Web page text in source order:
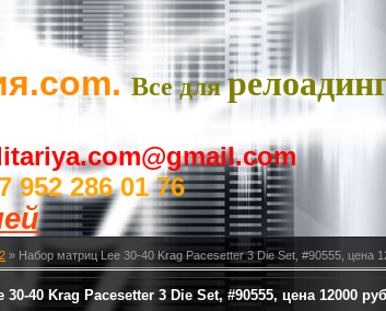
Все для
952 286 01 76
» Набор матриц Lee 30-40 Krag Pacesetter 3 Die Set, #90555, цена
40 Krag Pacesetter 3 Die Set, #90555, цена 12000